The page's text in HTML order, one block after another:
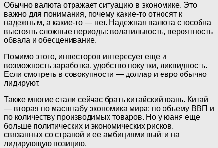
Обычно валюта отражает ситуацию в экономике. Это
важно для понимания, почему какие-то относят к
надежным, а какие-то — нет. Надежная валюта способна
выстоять сложные периоды: волатильность, вероятность
обвала и обесценивание.
Помимо этого, инвесторов интересует еще и
возможность заработка, удобство покупки, ликвидность.
Если смотреть в совокупности — доллар и евро обычно
лидируют.
Также многие стали сейчас брать китайский юань. Китай
— вторая по масштабу экономика мира: по объему ВВП и
по количеству производимых товаров. Но у юаня еще
больше политических и экономических рисков,
связанных со страной и ее амбициями выйти на
лидирующую позицию.